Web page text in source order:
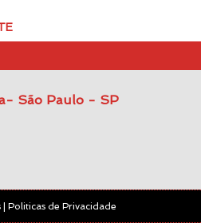
São Paulo - SP
Politicas de Privacidade